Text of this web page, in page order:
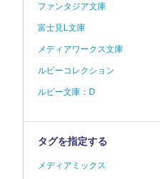
ファンタジア文庫
富士見L文庫
メディアワークス文庫
ルビーコレクション
ルビー文庫：D
タグを指定する
メディアミックス